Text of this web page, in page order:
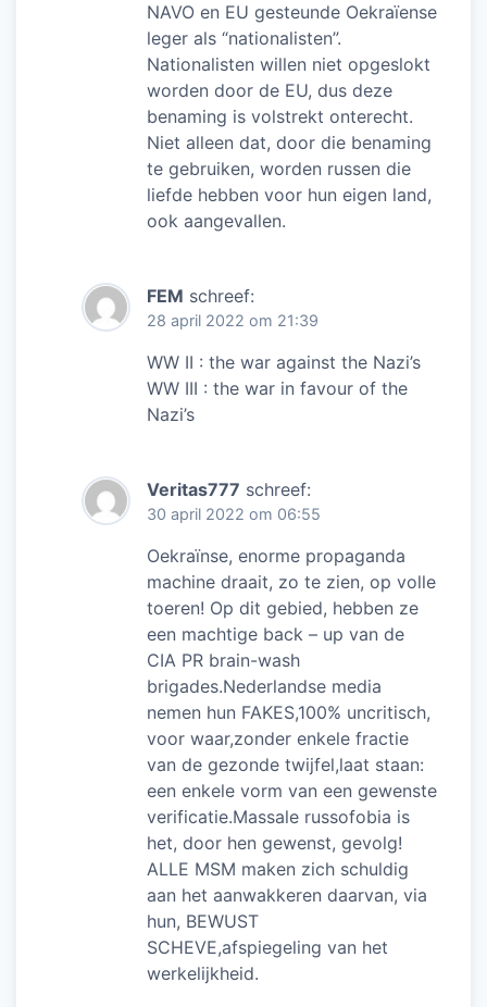
NAVO en EU gesteunde Oekraïense
leger als “nationalisten”.
Nationalisten willen niet opgeslokt
worden door de EU, dus deze
benaming is volstrekt onterecht.
Niet alleen dat, door die benaming
te gebruiken, worden russen die
liefde hebben voor hun eigen land,
ook aangevallen.
FEM schreef:
28 april 2022 om 21:39
WW II : the war against the Nazi’s
WW III : the war in favour of the
Nazi’s
Veritas777 schreef:
30 april 2022 om 06:55
Oekraïnse, enorme propaganda
machine draait, zo te zien, op volle
toeren! Op dit gebied, hebben ze
een machtige back – up van de
CIA PR brain-wash
brigades.Nederlandse media
nemen hun FAKES,100% uncritisch,
voor waar,zonder enkele fractie
van de gezonde twijfel,laat staan:
een enkele vorm van een gewenste
verificatie.Massale russofobia is
het, door hen gewenst, gevolg!
ALLE MSM maken zich schuldig
aan het aanwakkeren daarvan, via
hun, BEWUST
SCHEVE,afspiegeling van het
werkelijkheid.